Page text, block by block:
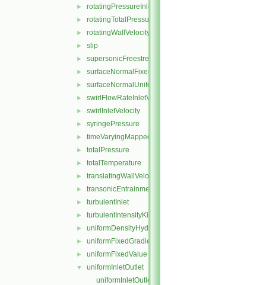
► rotatingPressureInletOutletVelocity
► rotatingTotalPressure
► rotatingWallVelocity
► slip
► supersonicFreestream
► surfaceNormalFixedValue
► surfaceNormalUniformFixedValue
► swirlFlowRateInletVelocity
► swirlInletVelocity
► syringePressure
► timeVaryingMappedFixedValue
► totalPressure
► totalTemperature
► translatingWallVelocity
► transonicEntrainmentPressure
► turbulentInlet
► turbulentIntensityKineticEnergyInlet
► uniformDensityHydrostaticPressure
► uniformFixedGradient
► uniformFixedValue
▼
uniformInletOutlet
uniformInletOutletFvPatchField.C